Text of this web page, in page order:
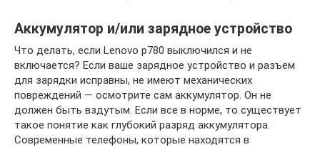
Аккумулятор и/или зарядное устройство
Что делать, если Lenovo p780 выключился и не
включается? Если ваше зарядное устройство и разъем
для зарядки исправны, не имеют механических
повреждений — осмотрите сам аккумулятор. Он не
должен быть вздутым. Если все в норме, то существует
такое понятие как глубокий разряд аккумулятора.
Современные телефоны, которые находятся в